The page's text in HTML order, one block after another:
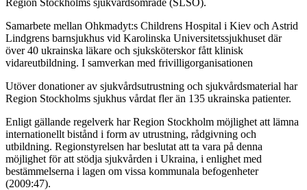
Region Stockholms sjukvårdsområde (SLSO).
Samarbete mellan Ohkmadyt:s Childrens Hospital i Kiev och Astrid
Lindgrens barnsjukhus vid Karolinska Universitetssjukhuset där
över 40 ukrainska läkare och sjuksköterskor fått klinisk
vidareutbildning. I samverkan med frivilligorganisationen
Utöver donationer av sjukvårdsutrustning och sjukvårdsmaterial har
Region Stockholms sjukhus vårdat fler än 135 ukrainska patienter.
Enligt gällande regelverk har Region Stockholm möjlighet att lämna
internationellt bistånd i form av utrustning, rådgivning och
utbildning. Regionstyrelsen har beslutat att ta vara på denna
möjlighet för att stödja sjukvården i Ukraina, i enlighet med
bestämmelserna i lagen om vissa kommunala befogenheter
(2009:47).